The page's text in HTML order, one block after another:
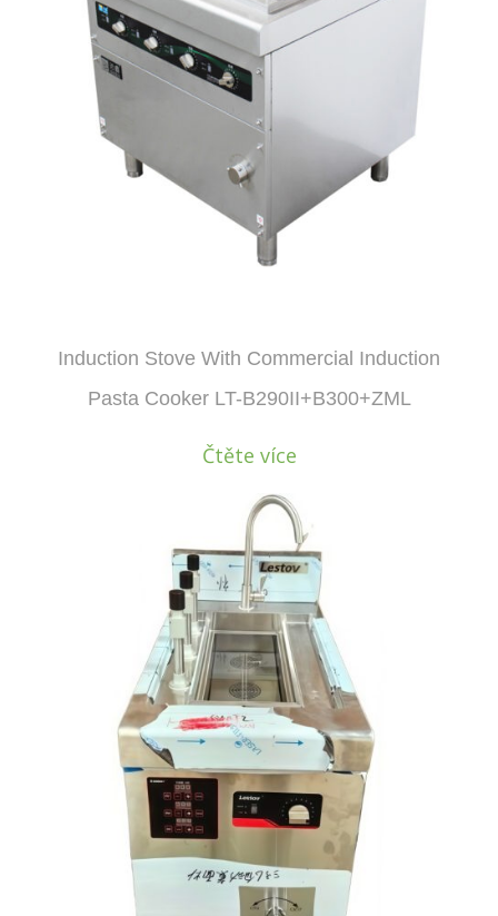
Induction Stove With Commercial Induction
Pasta Cooker LT-B290II+B300+ZML
Čtěte více